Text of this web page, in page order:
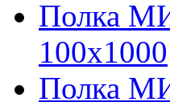
Полка
100х1000
Полка